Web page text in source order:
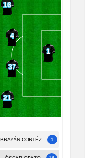
1
16
4
37
21
1
BRAYÁN CORTÉZ